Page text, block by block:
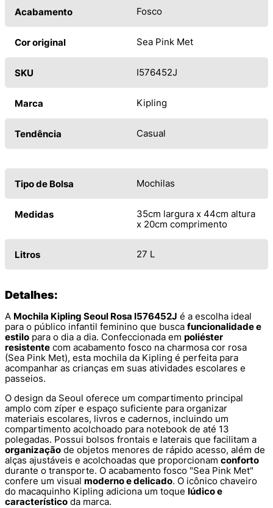
Acabamento Fosco
Cor original Sea Pink Met
SKU I576452J
Marca Kipling
Tendência Casual
Tipo de Bolsa Mochilas
Medidas
35cm largura x 44cm altura
x 20cm comprimento
Litros 27 L
Detalhes:
A Mochila Kipling Seoul Rosa I576452J é a escolha ideal
para o público infantil feminino que busca funcionalidade e
estilo para o dia a dia. Confeccionada em poliéster
resistente com acabamento fosco na charmosa cor rosa
(Sea Pink Met), esta mochila da Kipling é perfeita para
acompanhar as crianças em suas atividades escolares e
passeios.
O design da Seoul oferece um compartimento principal
amplo com zíper e espaço suficiente para organizar
materiais escolares, livros e cadernos, incluindo um
compartimento acolchoado para notebook de até 13
polegadas. Possui bolsos frontais e laterais que facilitam a
organização de objetos menores de rápido acesso, além de
alças ajustáveis e acolchoadas que proporcionam conforto
durante o transporte. O acabamento fosco "Sea Pink Met"
confere um visual moderno e delicado. O icônico chaveiro
do macaquinho Kipling adiciona um toque lúdico e
característico da marca.